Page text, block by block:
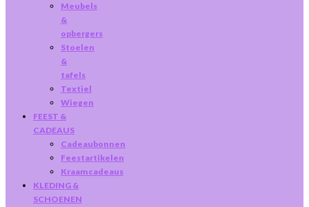
Meubels
&
opbergers
Stoelen
&
tafels
Textiel
Wiegen
FEEST &
CADEAUS
Cadeaubonnen
Feestartikelen
Kraamcadeaus
KLEDING &
SCHOENEN